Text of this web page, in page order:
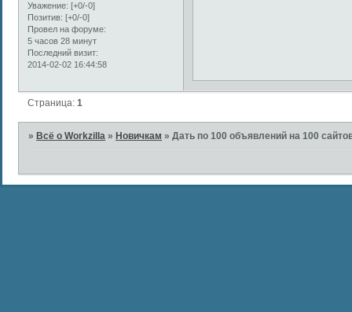
Уважение: [+0/-0]
Позитив: [+0/-0]
Провел на форуме:
5 часов 28 минут
Последний визит:
2014-02-02 16:44:58
Страница:1
» Всё о Workzilla » Новичкам »Дать по 100 объявлений на 100